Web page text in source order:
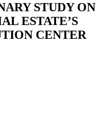
STUDY ON
ESTATE’S
CENTER